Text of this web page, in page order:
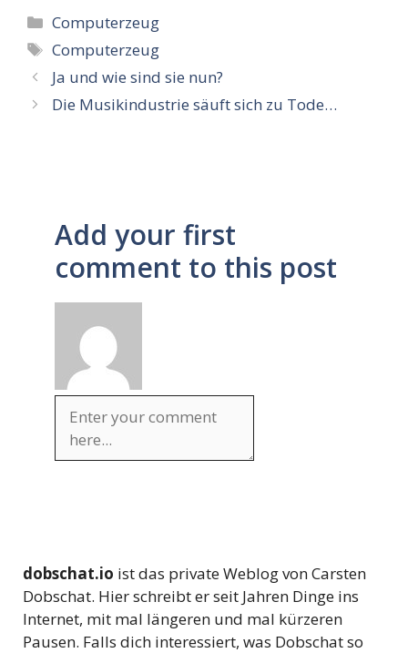
Kategorien
Computerzeug
Schlagwörter
Computerzeug
Ja und wie sind sie nun?
Die Musikindustrie säuft sich zu Tode…
Add your first
comment to this post
dobschat.io ist das private Weblog von Carsten
Dobschat. Hier schreibt er seit Jahren Dinge ins
Internet, mit mal längeren und mal kürzeren
Pausen. Falls dich interessiert, was Dobschat so